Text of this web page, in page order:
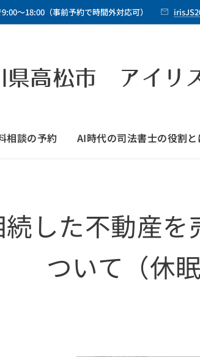
～18:00（事前予約で時間外対応可）
県高松市 アイリ
相談の予約 AI時代の司法書士の役割と
続した不動産
ついて（休